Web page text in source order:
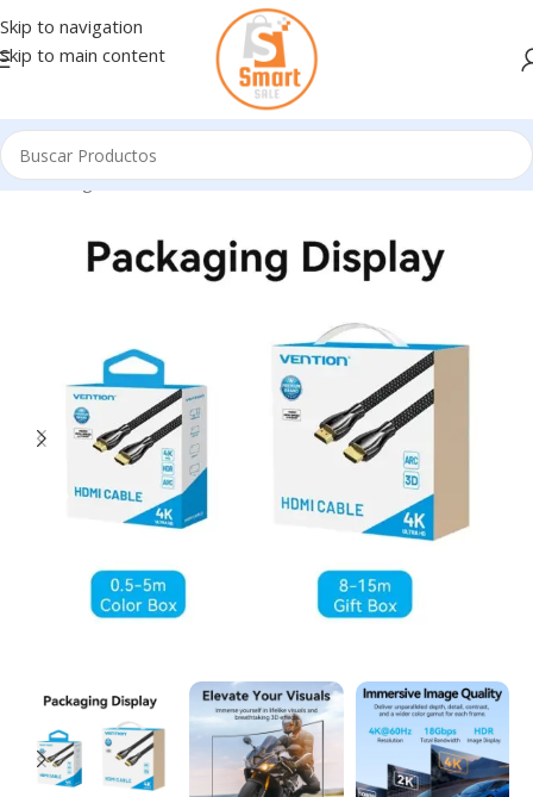
Skip to navigation
Skip to main content
Inicio/Ingresando